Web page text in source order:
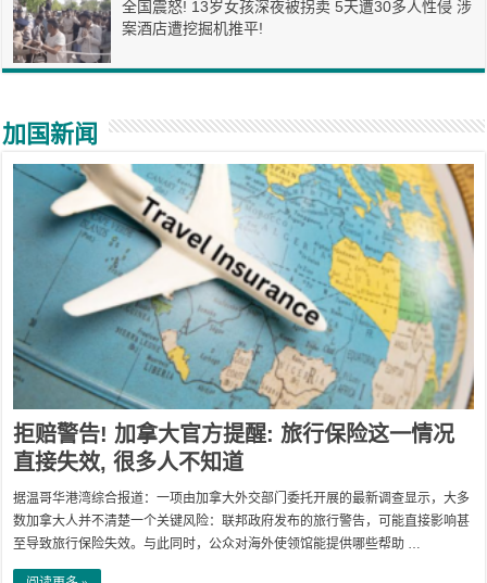
全国震怒! 13岁女孩深夜被拐卖 5天遭30多人性侵 涉
案酒店遭挖掘机推平!
加国新闻
拒赔警告! 加拿大官方提醒: 旅行保险这一情况
直接失效, 很多人不知道
据温哥华港湾综合报道：一项由加拿大外交部门委托开展的最新调查显示，大多
数加拿大人并不清楚一个关键风险：联邦政府发布的旅行警告，可能直接影响甚
至导致旅行保险失效。与此同时，公众对海外使领馆能提供哪些帮助 …